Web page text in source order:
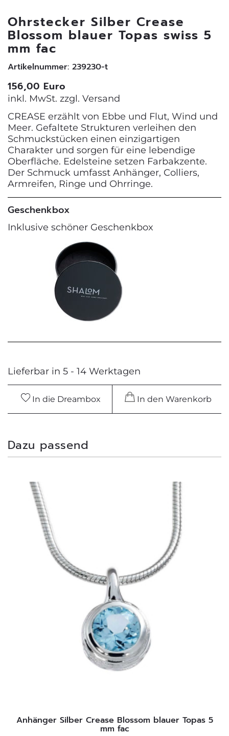
Ohrstecker Silber Crease
Blossom blauer Topas swiss 5
mm fac
Artikelnummer: 239230-t
156,00 Euro
inkl. MwSt. zzgl. Versand
CREASE erzählt von Ebbe und Flut, Wind und
Meer. Gefaltete Strukturen verleihen den
Schmuckstücken einen einzigartigen
Charakter und sorgen für eine lebendige
Oberfläche. Edelsteine setzen Farbakzente.
Der Schmuck umfasst Anhänger, Colliers,
Armreifen, Ringe und Ohrringe.
Geschenkbox
Inklusive schöner Geschenkbox
Lieferbar in 5 - 14 Werktagen
In die Dreambox In den Warenkorb
Dazu passend
Anhänger Silber Crease Blossom blauer Topas 5
mm fac